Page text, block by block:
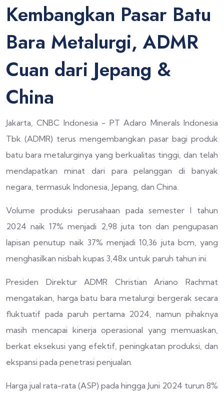
Kembangkan Pasar Batu
Bara Metalurgi, ADMR
Cuan dari Jepang &
China
Jakarta, CNBC Indonesia - PT Adaro Minerals Indonesia
Tbk (ADMR) terus mengembangkan pasar bagi produk
batu bara metalurginya yang berkualitas tinggi, dan telah
mendapatkan minat dari para pelanggan di banyak
negara, termasuk Indonesia, Jepang, dan China.
Volume produksi perusahaan pada semester I tahun
2024 naik 17% menjadi 2,98 juta ton dan pengupasan
lapisan penutup naik 37% menjadi 10,36 juta bcm, yang
menghasilkan nisbah kupas 3,48x untuk paruh tahun ini.
Presiden Direktur ADMR Christian Ariano Rachmat
mengatakan, harga batu bara metalurgi bergerak secara
fluktuatif pada paruh pertama 2024, namun pihaknya
masih mencapai kinerja operasional yang memuaskan,
berkat eksekusi yang efektif, peningkatan produksi, dan
ekspansi pada penetrasi penjualan.
Harga jual rata-rata (ASP) pada hingga Juni 2024 turun 8%